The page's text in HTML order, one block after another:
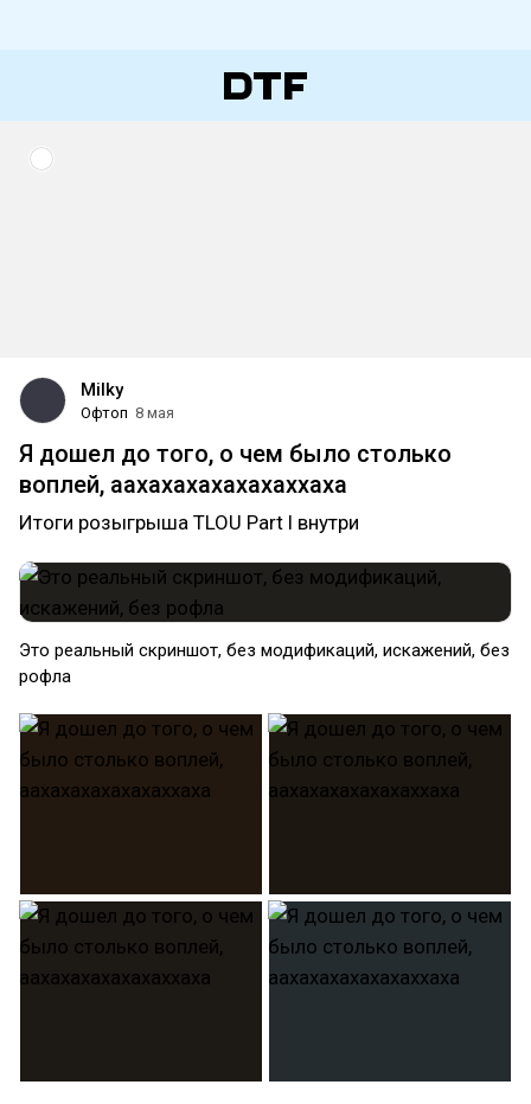
Milky
Офтоп 8 мая
Я дошел до того, о чем было столько
воплей, аахахахахахахаххаха
Итоги розыгрыша TLOU Part l внутри
Это реальный скриншот, без модификаций, искажений, без
рофла